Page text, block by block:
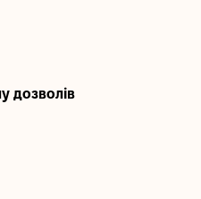
дозволів